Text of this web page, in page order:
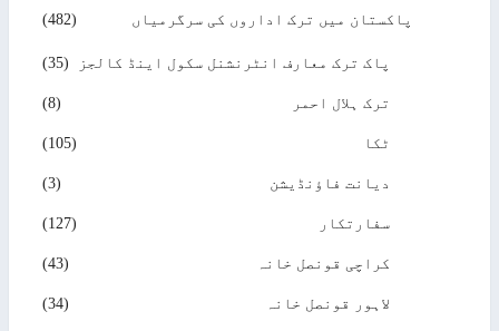
پاکستان میں ترک اداروں کی سرگرمیاں (482)
پاک ترک معارف انٹرنشنل سکول اینڈ کالجز (35)
ترک ہلال احمر (8)
ٹکا (105)
دیانت فاؤنڈیشن (3)
سفارتکار (127)
کراچی قونصل خانہ (43)
لاہور قونصل خانہ (34)